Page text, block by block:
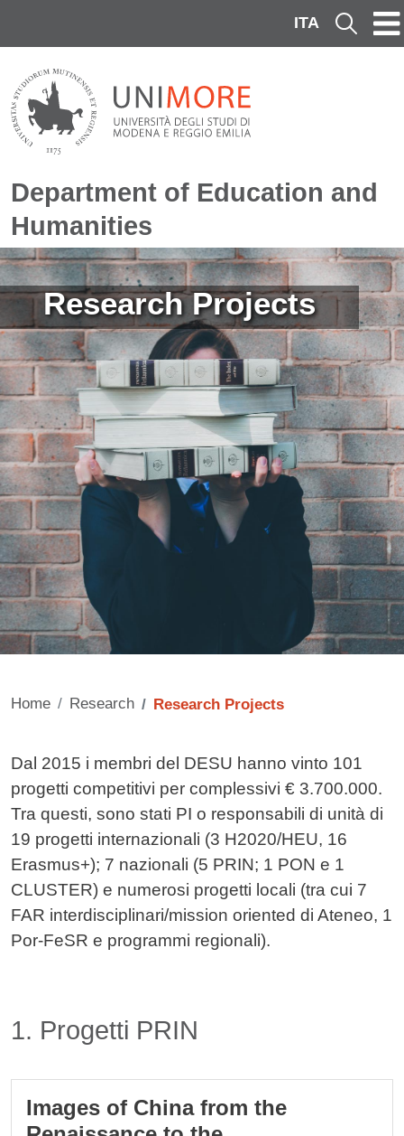
ITA Cerca
Department of Education and
Humanities
Image
Research Projects
Home Research Research Projects
Contenuto
Dal 2015 i membri del DESU hanno vinto 101
progetti competitivi per complessivi € 3.700.000.
Tra questi, sono stati PI o responsabili di unità di
19 progetti internazionali (3 H2020/HEU, 16
Erasmus+); 7 nazionali (5 PRIN; 1 PON e 1
CLUSTER) e numerosi progetti locali (tra cui 7
FAR interdisciplinari/mission oriented di Ateneo, 1
Por-FeSR e programmi regionali).
Titolo card wrapper
1. Progetti PRIN
Images of China from the